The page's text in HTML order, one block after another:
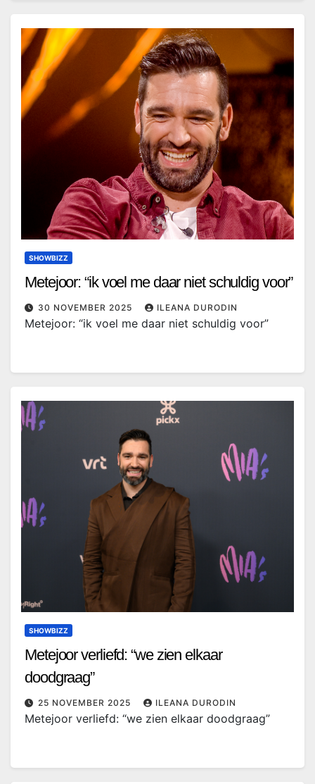
SHOWBIZZ
Metejoor: “ik voel me daar niet schuldig voor”
30 NOVEMBER 2025 ILEANA DURODIN
Metejoor: “ik voel me daar niet schuldig voor”
SHOWBIZZ
Metejoor verliefd: “we zien elkaar
doodgraag”
25 NOVEMBER 2025 ILEANA DURODIN
Metejoor verliefd: “we zien elkaar doodgraag”